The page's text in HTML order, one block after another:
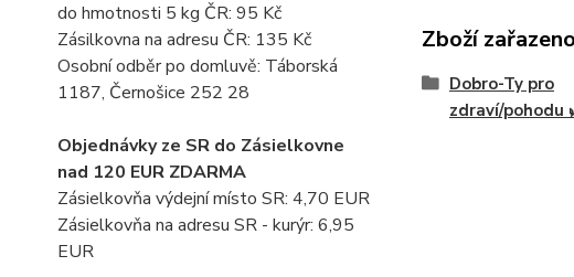
do hmotnosti 5 kg ČR: 95 Kč
Zásilkovna na adresu ČR: 135 Kč
Osobní odběr po domluvě: Táborská
1187, Černošice 252 28
Objednávky ze SR do Zásielkovne
nad 120 EUR ZDARMA
Zásielkovňa výdejní místo SR: 4,70 EUR
Zásielkovňa na adresu SR - kurýr: 6,95
EUR
Zboží
Dobro-Ty pro
zdraví/pohodu